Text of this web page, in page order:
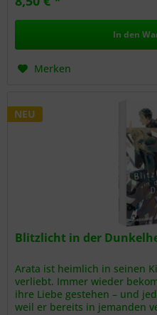
In den
Merken
NEU
Blitzlicht in der
Arata ist heimlich in seinen
verliebt. Immer wieder
ihre Liebe gestehen – und
weil er bereits in jemanden